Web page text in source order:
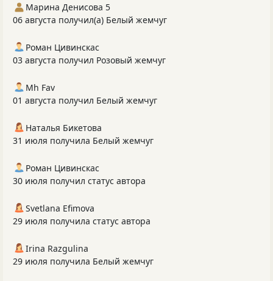
Марина Денисова 5
06 августа получил(а) Белый жемчуг
Роман Цивинскас
03 августа получил Розовый жемчуг
Mh Fav
01 августа получил Белый жемчуг
Наталья Бикетова
31 июля получила Белый жемчуг
Роман Цивинскас
30 июля получил статус автора
Svetlana Efimova
29 июля получила статус автора
Irina Razgulina
29 июля получила Белый жемчуг